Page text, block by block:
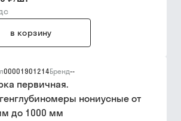
в корзину
00001901214Бренд--
первичная.
нониусные от
до 1000 мм